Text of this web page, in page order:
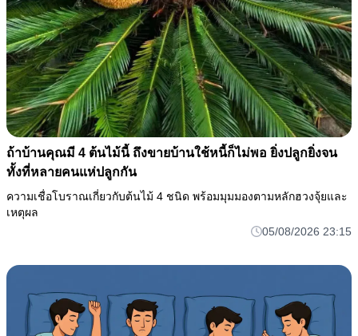
ถ้าบ้านคุณมี 4 ต้นไม้นี้ ถึงขายบ้านใช้หนี้ก็ไม่พอ ยิ่งปลูกยิ่งจน
ทั้งที่หลายคนแห่ปลูกกัน
ความเชื่อโบราณเกี่ยวกับต้นไม้ 4 ชนิด พร้อมมุมมองตามหลักฮวงจุ้ยและ
เหตุผล
05/08/2026 23:15